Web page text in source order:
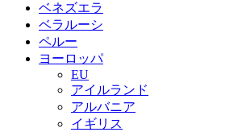
ベネズエラ
ベラルーシ
ペルー
ヨーロッパ
EU
アイルランド
アルバニア
イギリス